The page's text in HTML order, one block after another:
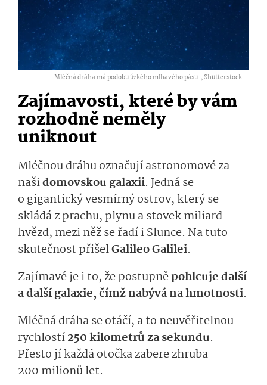
Mléčná dráha má podobu úzkého mlhavého pásu. ,Shutterstock....
Zajímavosti, které by vám
rozhodně neměly
uniknout
Mléčnou dráhu označují astronomové za
našidomovskou galaxii. Jedná se
o gigantický vesmírný ostrov, který se
skládá z prachu, plynu a stovek miliard
hvězd, mezi něž se řadí i Slunce. Na tuto
skutečnost přišelGalileo Galilei.
Zajímavé je i to, že postupněpohlcuje další
a další galaxie, čímž nabývá na hmotnosti.
Mléčná dráha se otáčí, a to neuvěřitelnou
rychlostí250 kilometrů za sekundu.
Přesto jí každá otočka zabere zhruba
200 milionů let.